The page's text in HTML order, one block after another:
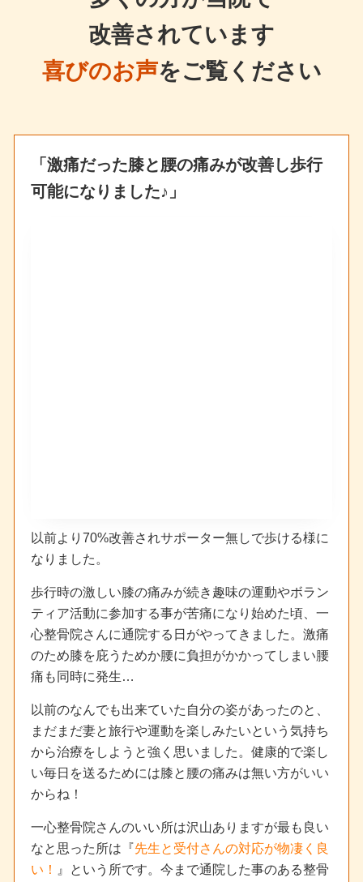
改善されています
喜びのお声をご覧ください
「激痛だった膝と腰の痛みが改善し歩行
可能になりました♪」
以前より70%改善されサポーター無しで歩ける様に
なりました。
歩行時の激しい膝の痛みが続き趣味の運動やボラン
ティア活動に参加する事が苦痛になり始めた頃、一
心整骨院さんに通院する日がやってきました。激痛
のため膝を庇うためか腰に負担がかかってしまい腰
痛も同時に発生…
以前のなんでも出来ていた自分の姿があったのと、
まだまだ妻と旅行や運動を楽しみたいという気持ち
から治療をしようと強く思いました。健康的で楽し
い毎日を送るためには膝と腰の痛みは無い方がいい
からね！
一心整骨院さんのいい所は沢山ありますが最も良い
なと思った所は『先生と受付さんの対応が物凄く良
い！
』という所です。今まで通院した事のある整骨